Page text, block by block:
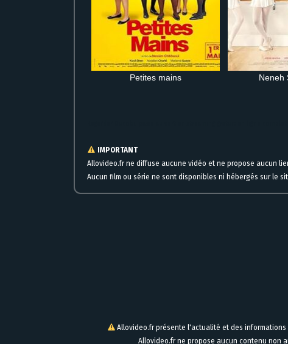
Petites mains Neneh
IMPORTANT
Allovideo.fr ne diffuse aucune vidéo et ne propose aucun
Aucun film ou série ne sont disponibles ni hébergés sur le
Allovideo.fr présente l'actualité et des informations
Allovideo.fr ne propose aucun contenu non